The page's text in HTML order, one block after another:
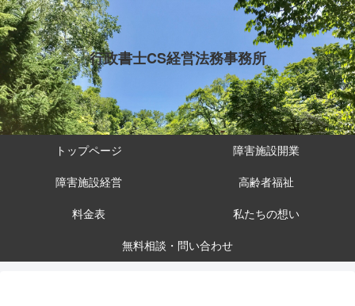
行政書士CS経営法務事務所
トップページ 障害施設開業
障害施設経営 高齢者福祉
料金表 私たちの想い
無料相談・問い合わせ